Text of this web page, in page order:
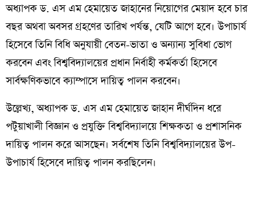
অধ্যাপক ড. এস এম হেমায়েত জাহানের নিয়োগের মেয়াদ হবে চার
বছর অথবা অবসর গ্রহণের তারিখ পর্যন্ত, যেটি আগে হবে। উপাচার্য
হিসেবে তিনি বিধি অনুযায়ী বেতন-ভাতা ও অন্যান্য সুবিধা ভোগ
করবেন এবং বিশ্ববিদ্যালয়ের প্রধান নির্বাহী কর্মকর্তা হিসেবে
সার্বক্ষণিকভাবে ক্যাম্পাসে দায়িত্ব পালন করবেন।
উল্লেখ্য, অধ্যাপক ড. এস এম হেমায়েত জাহান দীর্ঘদিন ধরে
পটুয়াখালী বিজ্ঞান ও প্রযুক্তি বিশ্ববিদ্যালয়ে শিক্ষকতা ও প্রশাসনিক
দায়িত্ব পালন করে আসছেন। সর্বশেষ তিনি বিশ্ববিদ্যালয়ের উপ-
উপাচার্য হিসেবে দায়িত্ব পালন করছিলেন।